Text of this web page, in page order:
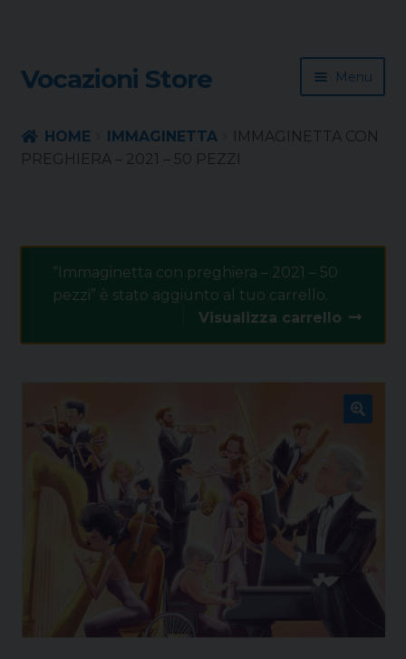
Skip
to
Skip
to
Vocazioni Store Menu
Contatti
HOME IMMAGINETTA
IMMAGINETTA CON
PREGHIERA – 2021 – 50 PEZZI
“Immaginetta con preghiera – 2021 – 50
pezzi” è stato aggiunto al tuo carrello.
Visualizza carrello